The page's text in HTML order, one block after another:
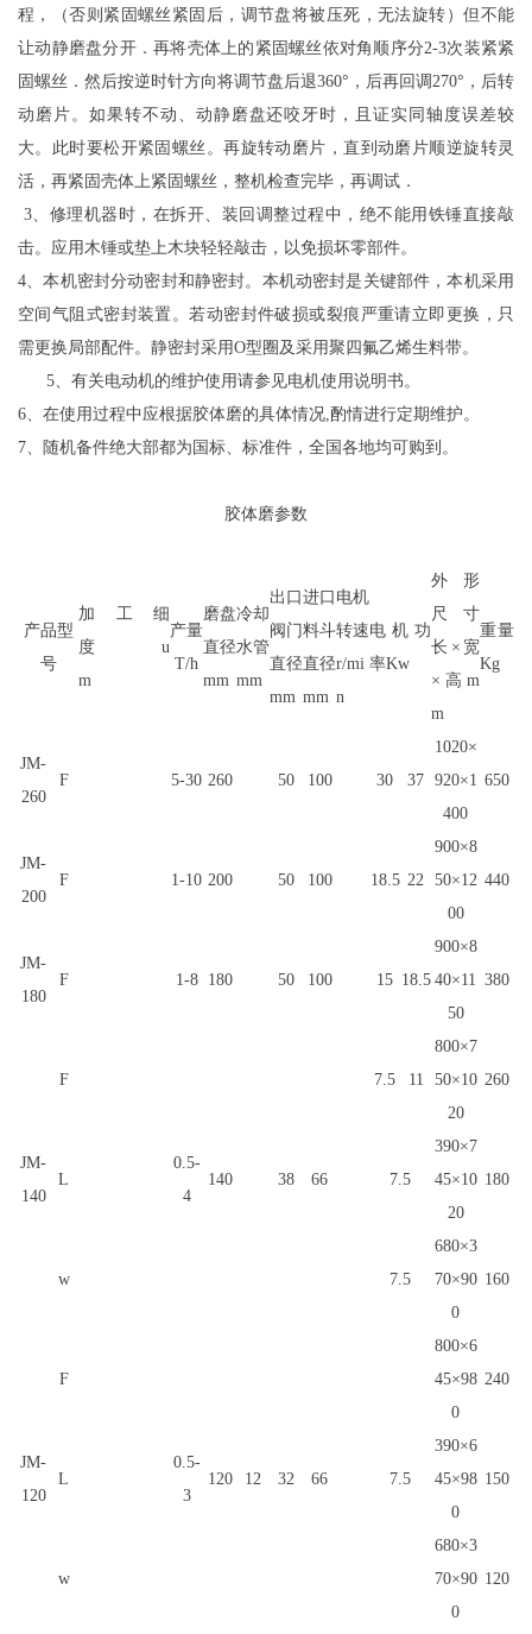
程，（否则紧固螺丝紧固后，调节盘将被压死，无法旋转）但不能
让动静磨盘分开．再将壳体上的紧固螺丝依对角顺序分2-3次装紧紧
固螺丝．然后按逆时针方向将调节盘后退360°，后再回调270°，后转
动磨片。如果转不动、动静磨盘还咬牙时，且证实同轴度误差较
大。此时要松开紧固螺丝。再旋转动磨片，直到动磨片顺逆旋转灵
活，再紧固壳体上紧固螺丝，整机检查完毕，再调试．
3、修理机器时，在拆开、装回调整过程中，绝不能用铁锤直接敲
击。应用木锤或垫上木块轻轻敲击，以免损坏零部件。
4、本机密封分动密封和静密封。本机动密封是关键部件，本机采用
空间气阻式密封装置。若动密封件破损或裂痕严重请立即更换，只
需更换局部配件。静密封采用O型圈及采用聚四氟乙烯生料带。
5、有关电动机的维护使用请参见电机使用说明书。
6、在使用过程中应根据胶体磨的具体情况,酌情进行定期维护。
7、随机备件绝大部都为国标、标准件，全国各地均可购到。
胶体磨参数
产品型
号
加工 细
度
u
m
产量
T/h
磨盘
直径
mm
冷却
水管
mm
出口
阀门
直径
mm
进口
料斗
直径
mm
电机
转速
r/mi
n
电机 功
率Kw
外形
尺寸
长×宽
×高 m
m
重量
Kg
JM-
260
F 5-30 260
12
50 100 30 37
1020×
920×1
400
650
JM-
200
F 1-10 200 50 100 18.5 22
900×8
50×12
00
440
JM-
180
F 1-8 180 50 100 15 18.5
900×8
40×11
50
380
JM-
140
F
0.5-
4
140 38 66
7.5 11
800×7
50×10
20
260
L 7.5
390×7
45×10
20
180
w 7.5
680×3
70×90
0
160
JM-
120
F
0.5-
3
120 32 66 7.5
800×6
45×98
0
240
L
390×6
45×98
0
150
w
680×3
70×90
0
120